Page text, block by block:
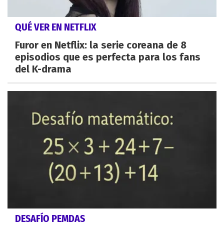
QUÉ VER EN NETFLIX
Furor en Netflix: la serie coreana de 8
episodios que es perfecta para los fans
del K-drama
DESAFÍO PEMDAS